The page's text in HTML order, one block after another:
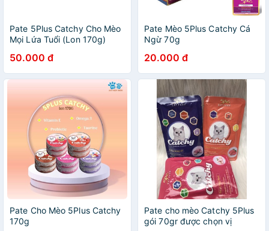
Pate 5Plus Catchy Cho Mèo
Mọi Lứa Tuổi (Lon 170g)
50.000 đ
Pate Mèo 5Plus Catchy Cá
Ngừ 70g
20.000 đ
Pate Cho Mèo 5Plus Catchy
170g
Pate cho mèo Catchy 5Plus
gói 70gr được chọn vị